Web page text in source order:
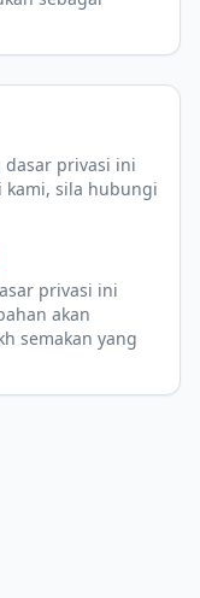
dasar privasi ini
kami, sila hubungi
privasi ini
akan
semakan yang